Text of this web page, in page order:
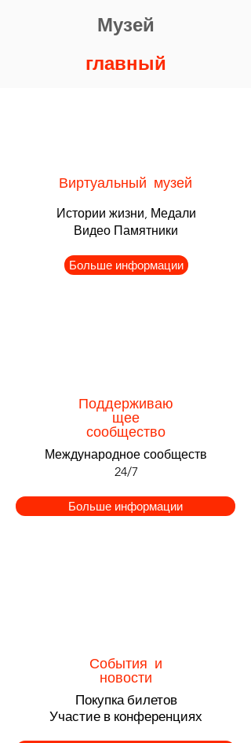
Музей
главный
Виртуальный музей
Истории жизни, Медали
Видео Памятники
Больше информации
Поддерживаю
щее
сообщество
Международное сообществ
24/7
Больше информации
События и
новости
Покупка билетов
Участие в конференциях